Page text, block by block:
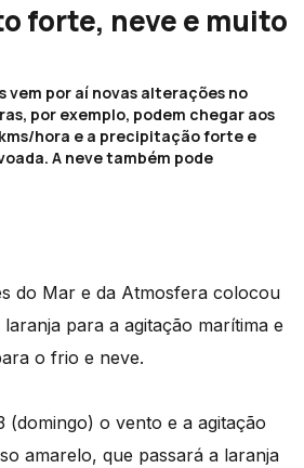
forte, neve e muito
vem por aí novas alterações no
por exemplo, podem chegar aos
kms/hora e a precipitação forte e
A neve também pode
do Mar e da Atmosfera colocou
para a agitação marítima e
o frio e neve.
(domingo) o vento e a agitação
amarelo, que passará a laranja